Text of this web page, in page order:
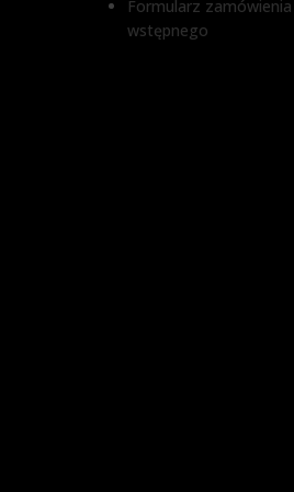
Formularz zamówienia
wstępnego